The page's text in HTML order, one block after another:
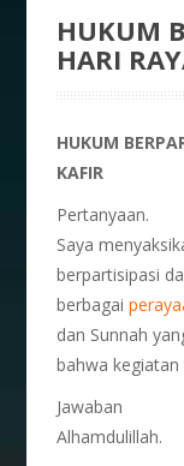
HUKUM
HARI
HUKUM
KAFIR
Pertanyaan.
Saya
berpartisipasi
berbagai
dan Sunnah
bahwa
Jawaban
Alhamdulillah.